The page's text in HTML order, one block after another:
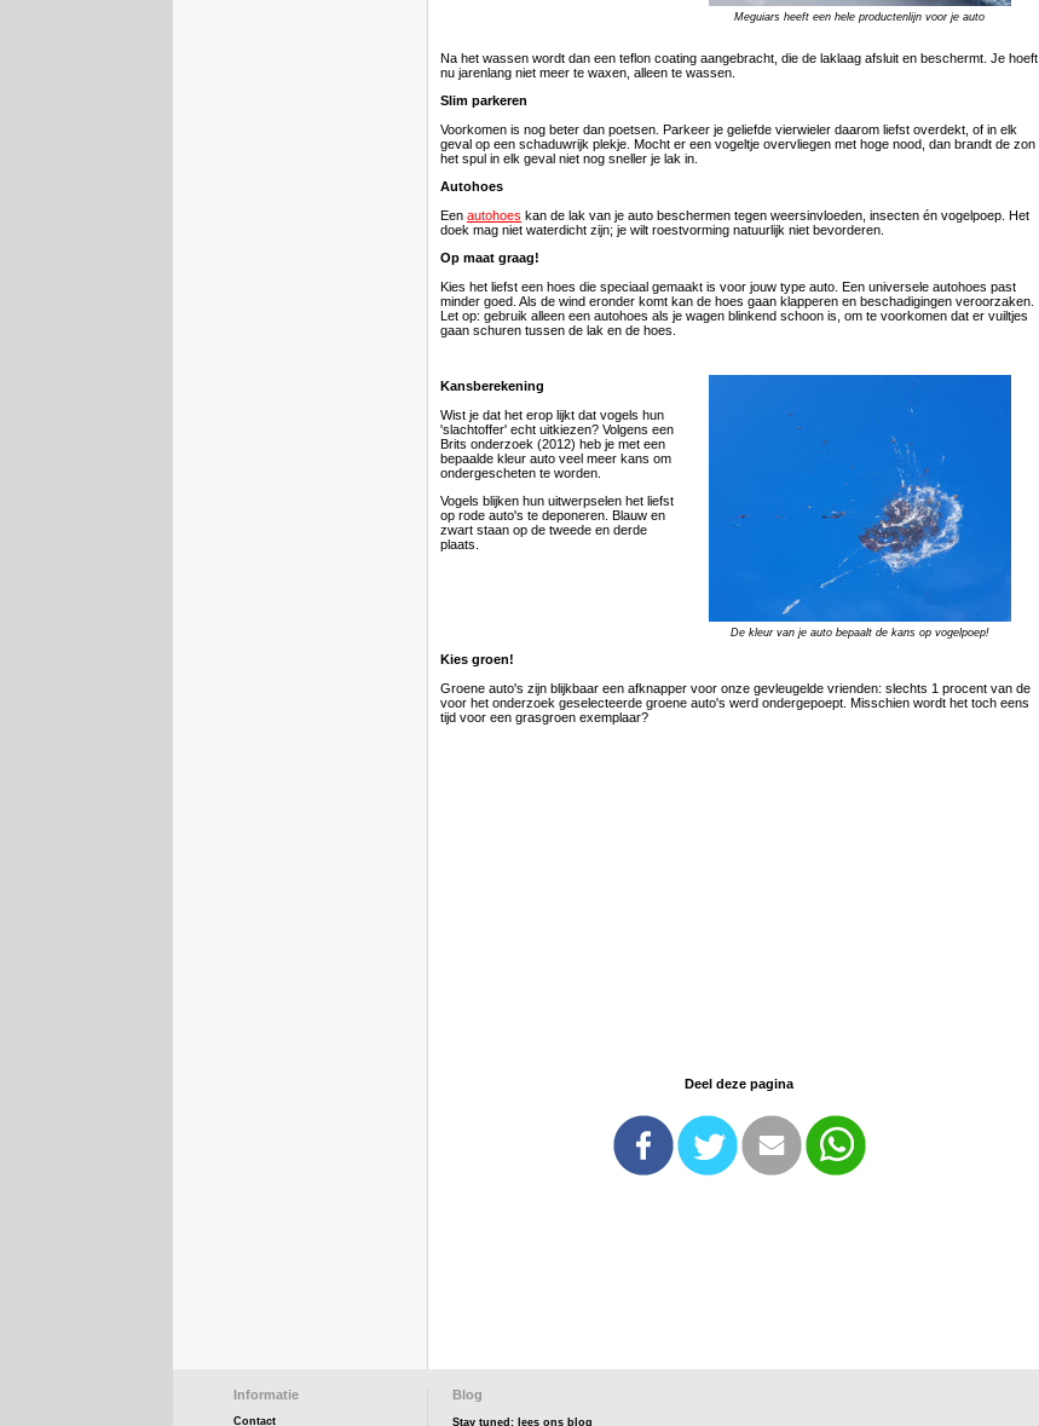
Meguiars heeft een hele productenlijn voor je auto
Na het wassen wordt dan een teflon coating aangebracht, die de laklaag afsluit en beschermt. Je hoeft
nu jarenlang niet meer te waxen, alleen te wassen.
Slim parkeren
Voorkomen is nog beter dan poetsen. Parkeer je geliefde vierwieler daarom liefst overdekt, of in elk
geval op een schaduwrijk plekje. Mocht er een vogeltje overvliegen met hoge nood, dan brandt de zon
het spul in elk geval niet nog sneller je lak in.
Autohoes
Een autohoes kan de lak van je auto beschermen tegen weersinvloeden, insecten én vogelpoep. Het
doek mag niet waterdicht zijn; je wilt roestvorming natuurlijk niet bevorderen.
Op maat graag!
Kies het liefst een hoes die speciaal gemaakt is voor jouw type auto. Een universele autohoes past
minder goed. Als de wind eronder komt kan de hoes gaan klapperen en beschadigingen veroorzaken.
Let op: gebruik alleen een autohoes als je wagen blinkend schoon is, om te voorkomen dat er vuiltjes
gaan schuren tussen de lak en de hoes.
Kansberekening
Wist je dat het erop lijkt dat vogels hun
'slachtoffer' echt uitkiezen? Volgens een
Brits onderzoek (2012) heb je met een
bepaalde kleur auto veel meer kans om
ondergescheten te worden.
Vogels blijken hun uitwerpselen het liefst
op rode auto's te deponeren. Blauw en
zwart staan op de tweede en derde
plaats.
De kleur van je auto bepaalt de kans op vogelpoep!
Kies groen!
Groene auto's zijn blijkbaar een afknapper voor onze gevleugelde vrienden: slechts 1 procent van de
voor het onderzoek geselecteerde groene auto's werd ondergepoept. Misschien wordt het toch eens
tijd voor een grasgroen exemplaar?
Deel deze pagina
Informatie
Contact
Blog
Stay tuned: lees ons blog